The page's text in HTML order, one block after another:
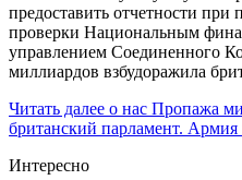
предоставить отчетности
проверки Национальным
управлением Соединенного
миллиардов взбудоражила
Читать далее о нас Пропажа
британский парламент. Армия
Интересно